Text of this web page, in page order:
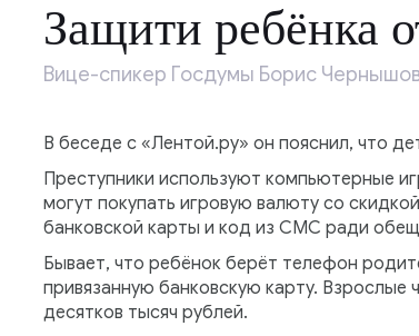
Защити ребёнка
Вице-спикер Госдумы Борис
В беседе с «Лентой.ру» он пояснил, что
Преступники используют компьютерные
могут покупать игровую валюту со
банковской карты и код из СМС ради
Бывает, что ребёнок берёт телефон
привязанную банковскую карту.
десятков тысяч рублей.